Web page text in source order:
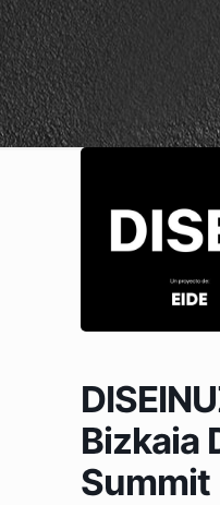
Bizkaia
Summit